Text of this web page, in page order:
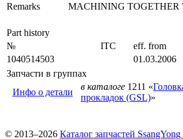
Remarks
MACHINING
Part history
№
ITC eff. from
1040514503
01.03.2006
Запчасти в группах
Инфо о детали
в каталоге 1211 «
прокладок (GSL)»
© 2013–2026 Каталог запчастей SsangYong